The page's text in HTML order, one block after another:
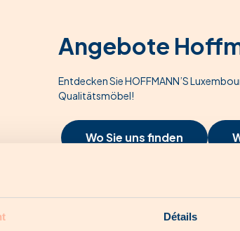
Détails
Angebote
Entdecken Sie HOFFMANN’S
Qualitätsmöbel!
Wo Sie uns finden